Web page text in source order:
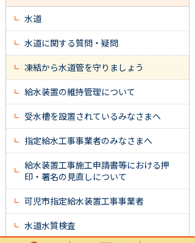
水道
水道に関する質問・疑問
凍結から水道管を守りましょう
給水装置の維持管理について
受水槽を設置されているみなさまへ
指定給水工事事業者のみなさまへ
給水装置工事施工申請書等における押
印・署名の見直しについて
可児市指定給水装置工事事業者
水道水質検査